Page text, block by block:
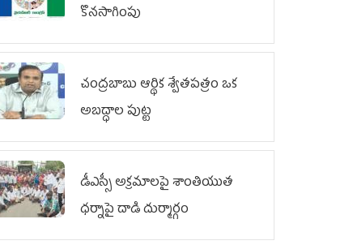
కొనసాగింపు
చంద్రబాబు ఆర్థిక శ్వేతపత్రం ఒక
అబద్ధాల పుట్ట
డీఎస్సీ అక్రమాలపై శాంతియుత
ధర్నాపై దాడి దుర్మార్గం